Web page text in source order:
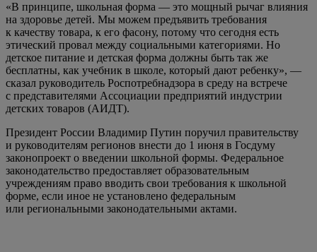
«В принципе, школьная форма — это мощный рычаг влияния
на здоровье детей. Мы можем предъявить требования
к качеству товара, к его фасону, потому что сегодня есть
этический провал между социальными категориями. Но
детское питание и детская форма должны быть так же
бесплатны, как учебник в школе, который дают ребенку», —
сказал руководитель Роспотребнадзора в среду на встрече
с представителями Ассоциации предприятий индустрии
детских товаров (АИДТ).
Президент России Владимир Путин поручил правительству
и руководителям регионов внести до 1 июня в Госдуму
законопроект о введении школьной формы. Федеральное
законодательство предоставляет образовательным
учреждениям право вводить свои требования к школьной
форме, если иное не установлено федеральным
или региональными законодательными актами.